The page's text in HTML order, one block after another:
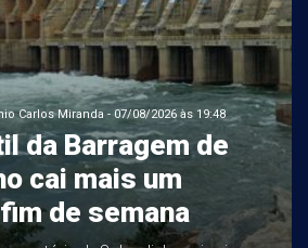
Carlos Miranda - 07/08/2026 às 19:48
da Barragem de
cai mais um
de semana